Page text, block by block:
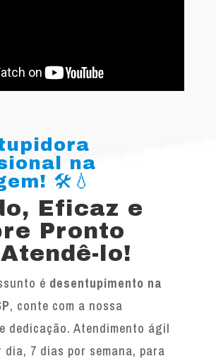
na
🛠️💧
Eficaz e
Pronto
lo!
é desentupimento na
, conte com a nossa
dedicação. Atendimento ágil
dia, 7 dias por semana, para